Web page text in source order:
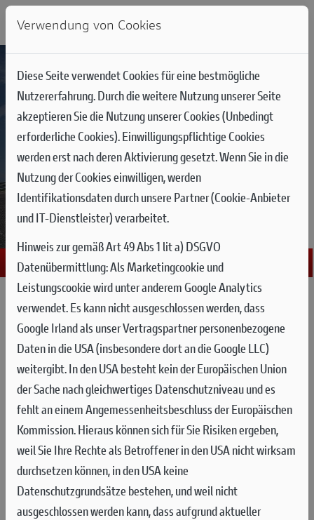
TRACK PERFORMANCE,
MULTISTRADA SOUL
Angetrieben vom Desmosedici Stradale Motor der Supersport-
Bikes, ausgestattet mit Trockenkupplung und individueller
Elektronikabstimmung, vereint die Multistrada V4 RS
Rennsporttechnologie mit unvergleichlicher Performance – in
einer nummerierten Auflage.
Die neue Multistrada V4 RS ist das sportlichste, exklusivste
und charakterstärkste Mitglied der Multistrada Familie.
Verwendung von Cookies
Diese Seite verwendet Cookies für eine bestmögliche
Nutzererfahrung. Durch die weitere Nutzung unserer Seite
akzeptieren Sie die Nutzung unserer Cookies (Unbedingt
erforderliche Cookies). Einwilligungspflichtige Cookies
werden erst nach deren Aktivierung gesetzt. Wenn Sie in die
Nutzung der Cookies einwilligen, werden
Identifikationsdaten durch unsere Partner (Cookie-Anbieter
und IT-Dienstleister) verarbeitet.
Hinweis zur gemäß Art 49 Abs 1 lit a) DSGVO
Datenübermittlung:Als Marketingcookie und
Leistungscookie wird unter anderem Google Analytics
verwendet. Es kann nicht ausgeschlossen werden, dass
Google Irland als unser Vertragspartner personenbezogene
Daten in die USA (insbesondere dort an die Google LLC)
weitergibt. In den USA besteht kein der Europäischen Union
der Sache nach gleichwertiges Datenschutzniveau und es
fehlt an einem Angemessenheitsbeschluss der Europäischen
Kommission. Hieraus können sich für Sie Risiken ergeben,
weil Sie Ihre Rechte als Betroffener in den USA nicht wirksam
durchsetzen können, in den USA keine
Datenschutzgrundsätze bestehen, und weil nicht
ausgeschlossen werden kann, dass aufgrund aktueller